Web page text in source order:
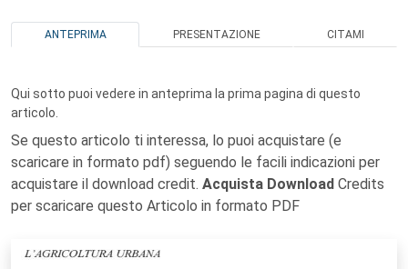
ANTEPRIMA PRESENTAZIONE CITAMI
Qui sotto puoi vedere in anteprima la prima pagina di questo
articolo.
Se questo articolo ti interessa, lo puoi acquistare (e
scaricare in formato pdf) seguendo le facili indicazioni per
acquistare il download credit. Acquista Download Credits
per scaricare questo Articolo in formato PDF